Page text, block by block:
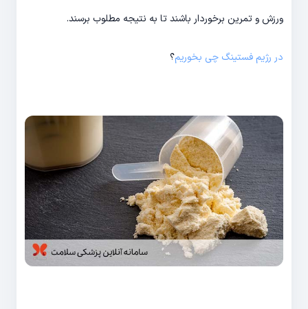
ورزش و تمرین برخوردار باشند تا به نتیجه مطلوب برسند.
در رژیم فستینگ چی بخوریم؟